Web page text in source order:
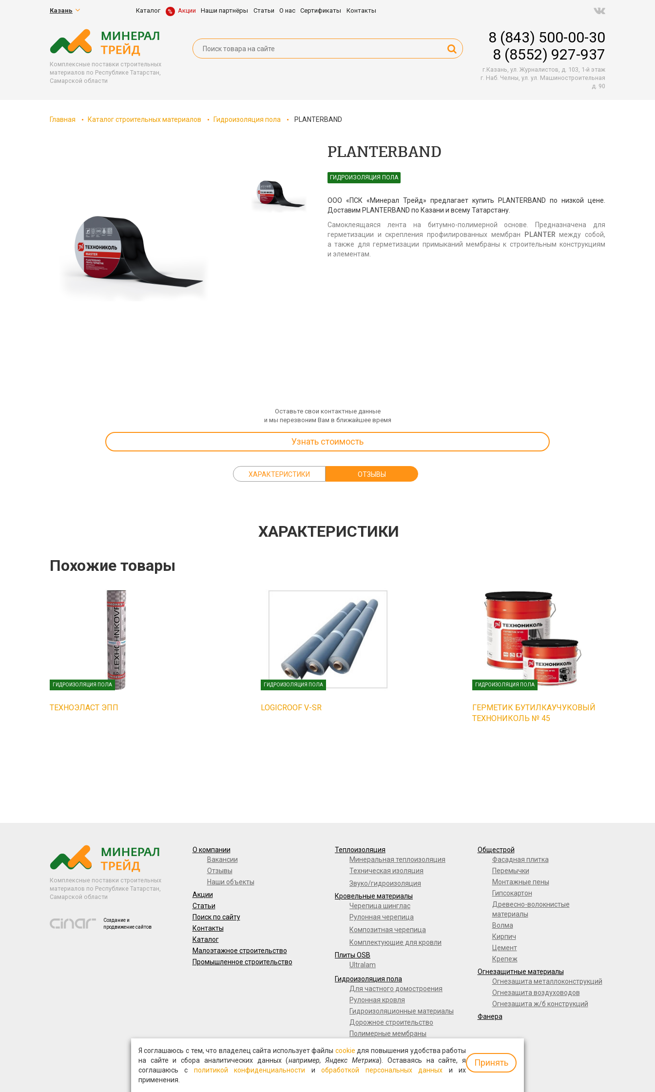
Казань Каталог Акции Наши партнёры Статьи О нас Сертификаты Контакты
Комплексные поставки строительных
материалов по Республике Татарстан,
Самарской области
8 (843) 500-00-30
8 (8552) 927-937
г.Казань, ул. Журналистов, д. 103, 1-й этаж
г. Наб. Челны, ул. ул. Машиностроительная
д. 90
Главная Каталог строительных материалов Гидроизоляция пола PLANTERBAND
PLANTERBAND
ГИДРОИЗОЛЯЦИЯ ПОЛА
ООО «ПСК «Минерал Трейд» предлагает купить PLANTERBAND по низкой цене.
Доставим PLANTERBAND по Казани и всему Татарстану.
Самоклеящаяся лента на битумно-полимерной основе. Предназначена для
герметизации и скрепления профилированных мембран
PLANTER между собой,
а также для герметизации примыканий мембраны к строительным конструкциям
и элементам.
Оставьте свои контактные данные
и мы перезвоним Вам в ближайшее время
Узнать стоимость
ХАРАКТЕРИСТИКИ ОТЗЫВЫ
ХАРАКТЕРИСТИКИ
Похожие товары
ГИДРОИЗОЛЯЦИЯ ПОЛА
ТЕХНОЭЛАСТ ЭПП
ГИДРОИЗОЛЯЦИЯ ПОЛА
LOGICROOF V-SR
ГИДРОИЗОЛЯЦИЯ ПОЛА
ГЕРМЕТИК БУТИЛКАУЧУКОВЫЙ
ТЕХНОНИКОЛЬ № 45
Комплексные поставки строительных
материалов по Республике Татарстан,
Самарской области
Создание и
продвижение сайтов
О компании
Вакансии
Отзывы
Наши объекты
Акции
Статьи
Поиск по сайту
Контакты
Каталог
Малоэтажное строительство
Промышленное строительство
Теплоизоляция
Минеральная теплоизоляция
Техническая изоляция
Звуко/гидроизоляция
Кровельные материалы
Черепица шинглас
Рулонная черепица
Композитная черепица
Комплектующие для кровли
Плиты OSB
Ultralam
Гидроизоляция пола
Для частного домостроения
Рулонная кровля
Гидроизоляционные материалы
Дорожное строительство
Полимерные мембраны
Общестрой
Фасадная плитка
Перемычки
Монтажные пены
Гипсокартон
Древесно-волокнистые
материалы
Волма
Кирпич
Цемент
Крепеж
Огнезащитные материалы
Огнезащита металлоконструкций
Огнезащита воздуховодов
Огнезащита ж/б конструкций
Фанера
Я соглашаюсь с тем, что владелец сайта использует файлы cookie для повышения удобства работы
на сайте и сбора аналитических данных (например, Яндекс Метрика). Оставаясь на сайте, я
соглашаюсь с политикой конфиденциальности иобработкой персональных данных и их
применения.
Принять